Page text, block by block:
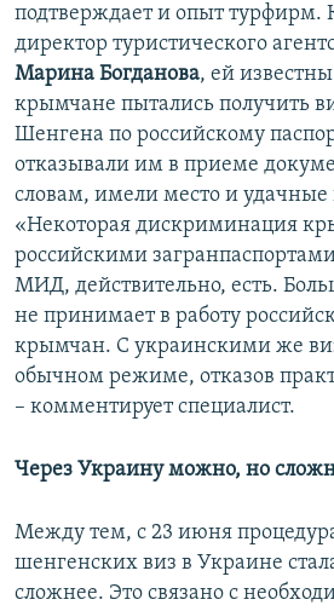
подтверждает и опыт турфирм.
директор туристического
Марина Богданова, ей
крымчане пытались получить
Шенгена по российскому
отказывали им в приеме
словам, имели место и
«Некоторая дискриминация
российскими
МИД, действительно, есть.
не принимает в работу
крымчан. С украинскими же
обычном режиме, отказов
– комментирует специалист.
Через Украину можно, но
Между тем, с 23 июня
шенгенских виз в Украине
сложнее. Это связано с